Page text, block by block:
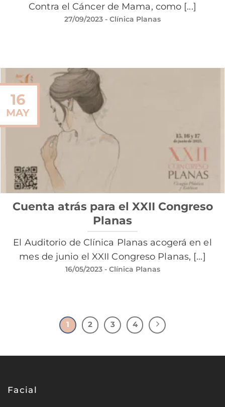
Contra el Cáncer de Mama, como [...]
27/09/2023 - Clínica Planas
Cuenta atrás para el XXII Congreso
Planas
El Auditorio de Clínica Planas acogerá en el
mes de junio el XXII Congreso Planas, [...]
16/05/2023- Clínica Planas
16
MAY
1 2 3 4
Facial